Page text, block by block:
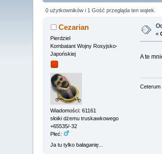
0 użytkowników i 1 Gość przegląda ten wątek.
Cezarian
Pierdziel
Kombatant Wojny Rosyjsko-
Japońskiej
Wiadomości: 61161
słoiki dżemu truskawkowego
+65535/-32
Płeć:
Ja tu tylko bałaganię...
«
A te
Ceterum